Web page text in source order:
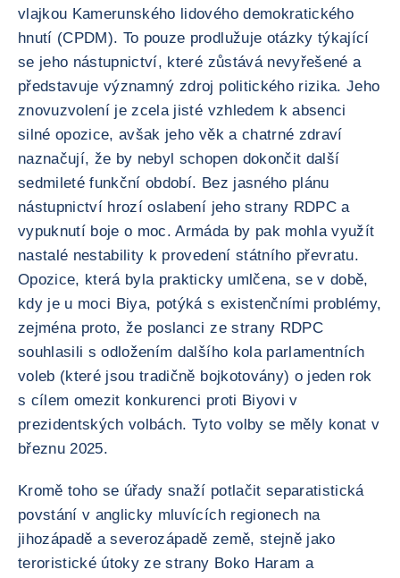
vlajkou Kamerunského lidového demokratického
hnutí (CPDM). To pouze prodlužuje otázky týkající
se jeho nástupnictví, které zůstává nevyřešené a
představuje významný zdroj politického rizika. Jeho
znovuzvolení je zcela jisté vzhledem k absenci
silné opozice, avšak jeho věk a chatrné zdraví
naznačují, že by nebyl schopen dokončit další
sedmileté funkční období. Bez jasného plánu
nástupnictví hrozí oslabení jeho strany RDPC a
vypuknutí boje o moc. Armáda by pak mohla využít
nastalé nestability k provedení státního převratu.
Opozice, která byla prakticky umlčena, se v době,
kdy je u moci Biya, potýká s existenčními problémy,
zejména proto, že poslanci ze strany RDPC
souhlasili s odložením dalšího kola parlamentních
voleb (které jsou tradičně bojkotovány) o jeden rok
s cílem omezit konkurenci proti Biyovi v
prezidentských volbách. Tyto volby se měly konat v
březnu 2025.
Kromě toho se úřady snaží potlačit separatistická
povstání v anglicky mluvících regionech na
jihozápadě a severozápadě země, stejně jako
teroristické útoky ze strany Boko Haram a